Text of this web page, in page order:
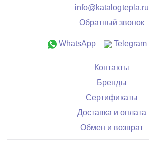
info@katalogtepla.ru
Обратный звонок
WhatsApp Telegram
Контакты
Бренды
Сертификаты
Доставка и оплата
Обмен и возврат